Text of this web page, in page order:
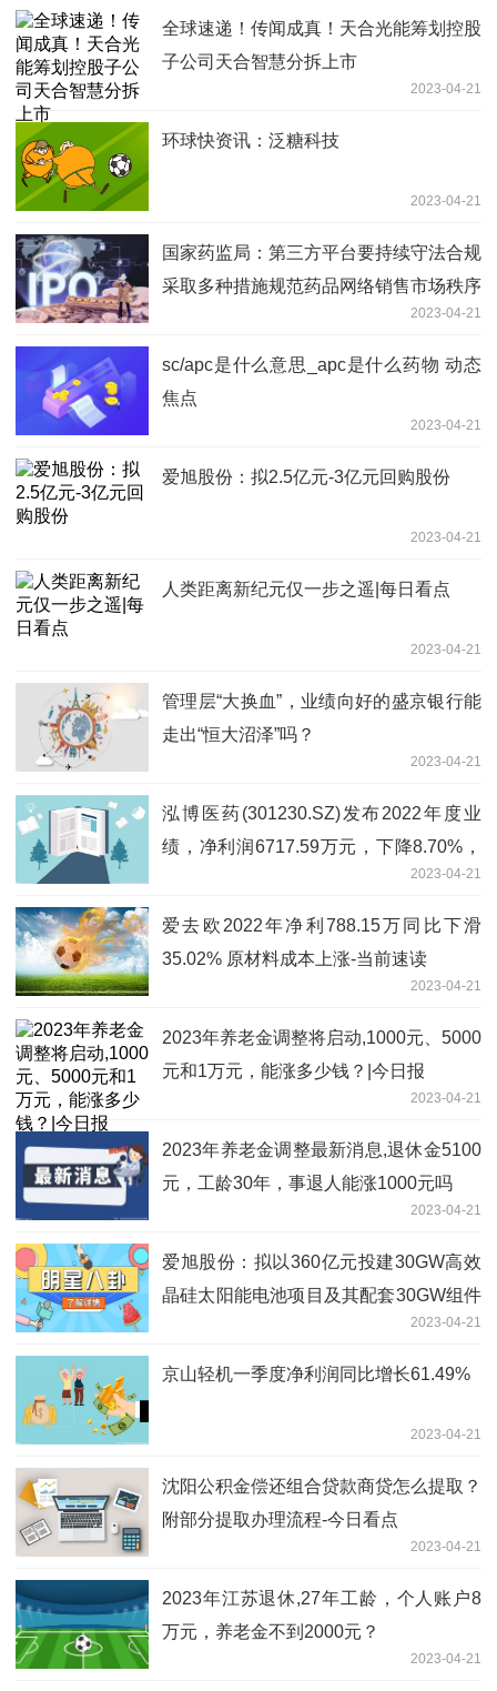
全球速递！传闻成真！天合光能筹划控股
子公司天合智慧分拆上市
2023-04-21
环球快资讯：泛糖科技
2023-04-21
国家药监局：第三方平台要持续守法合规
采取多种措施规范药品网络销售市场秩序
2023-04-21
sc/apc是什么意思_apc是什么药物 动态
焦点
2023-04-21
爱旭股份：拟2.5亿元-3亿元回购股份
2023-04-21
人类距离新纪元仅一步之遥|每日看点
2023-04-21
管理层“大换血”，业绩向好的盛京银行能
走出“恒大沼泽”吗？
2023-04-21
泓博医药(301230.SZ)发布2022年度业
绩，净利润6717.59万元，下降8.70%，
2023-04-21
爱去欧2022年净利788.15万同比下滑
35.02% 原材料成本上涨-当前速读
2023-04-21
2023年养老金调整将启动,1000元、5000
元和1万元，能涨多少钱？|今日报
2023-04-21
2023年养老金调整最新消息,退休金5100
元，工龄30年，事退人能涨1000元吗
2023-04-21
爱旭股份：拟以360亿元投建30GW高效
晶硅太阳能电池项目及其配套30GW组件
2023-04-21
京山轻机一季度净利润同比增长61.49%
2023-04-21
沈阳公积金偿还组合贷款商贷怎么提取？
附部分提取办理流程-今日看点
2023-04-21
2023年江苏退休,27年工龄，个人账户8
万元，养老金不到2000元？
2023-04-21